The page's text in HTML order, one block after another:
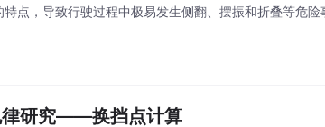
点，导致行驶过程中极易发生侧翻、摆振和折叠等危
律研究——换挡点计算